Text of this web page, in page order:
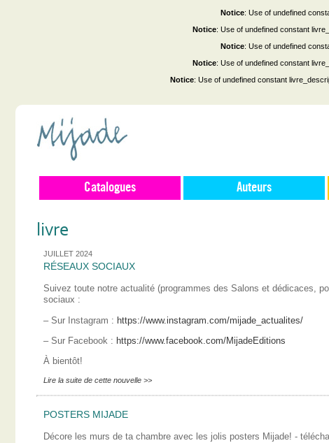
Notice: Use of undefined
Notice: Use of undefined constant
Notice: Use of undefined
Notice: Use of undefined constant
Notice: Use of undefined constant
Catalogues Auteurs
livre
JUILLET 2024
RÉSEAUX SOCIAUX
Suivez toute notre actualité (programmes des Salons et dédicaces,
sociaux :
– Sur Instagram : https://www.instagram.com/mijade_actualites/
– Sur Facebook : https://www.facebook.com/MijadeEditions
À bientôt!
Lire la suite de cette nouvelle >>
POSTERS MIJADE
Décore les murs de ta chambre avec les jolis posters Mijade! -